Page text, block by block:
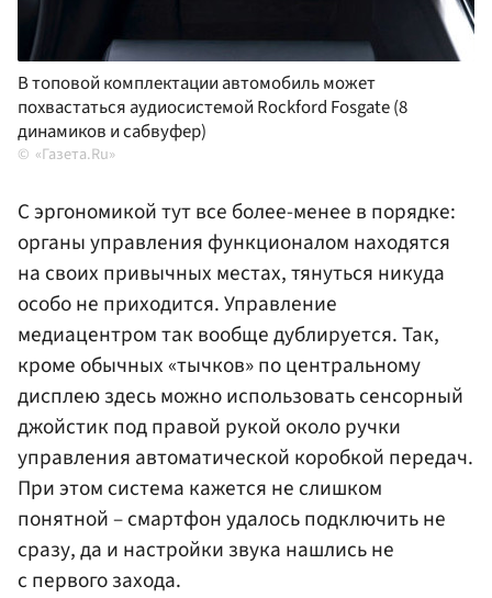
В топовой комплектации автомобиль может
похвастаться аудиосистемой Rockford Fosgate (8
динамиков и сабвуфер)
«Газета.Ru»
С эргономикой тут все более-менее в порядке:
органы управления функционалом находятся
на своих привычных местах, тянуться никуда
особо не приходится. Управление
медиацентром так вообще дублируется. Так,
кроме обычных «тычков» по центральному
дисплею здесь можно использовать сенсорный
джойстик под правой рукой около ручки
управления автоматической коробкой передач.
При этом система кажется не слишком
понятной – смартфон удалось подключить не
сразу, да и настройки звука нашлись не
с первого захода.